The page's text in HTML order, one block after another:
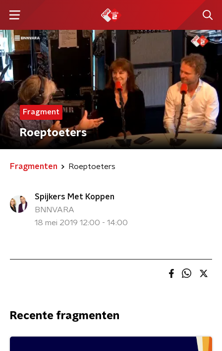
Fragment
Roeptoeters
Fragmenten Roeptoeters
Spijkers Met Koppen
BNNVARA
18 mei 2019 12:00 - 14:00
Recente fragmenten